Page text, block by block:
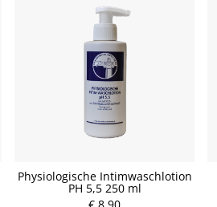
Physiologische Intimwaschlotion
PH 5,5 250 ml